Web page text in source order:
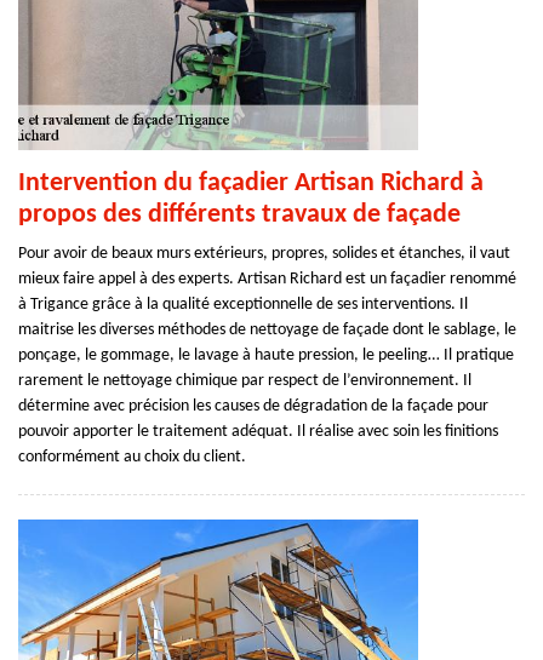
Intervention du façadier Artisan Richard à
propos des différents travaux de façade
Pour avoir de beaux murs extérieurs, propres, solides et étanches, il vaut
mieux faire appel à des experts. Artisan Richard est un façadier renommé
à Trigance grâce à la qualité exceptionnelle de ses interventions. Il
maitrise les diverses méthodes de nettoyage de façade dont le sablage, le
ponçage, le gommage, le lavage à haute pression, le peeling… Il pratique
rarement le nettoyage chimique par respect de l’environnement. Il
détermine avec précision les causes de dégradation de la façade pour
pouvoir apporter le traitement adéquat. Il réalise avec soin les finitions
conformément au choix du client.